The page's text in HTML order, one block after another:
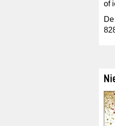
of